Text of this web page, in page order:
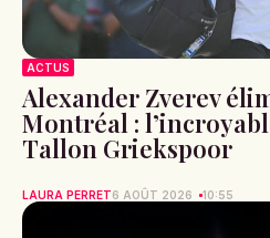
ACTUS
Alexander Zverev
Montréal :
Tallon Griekspoor
LAURA PERRET6 AOÛT 2026 10:55